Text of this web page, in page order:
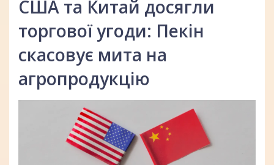
США та Китай досягли
торгової угоди: Пекін
скасовує мита на
агропродукцію